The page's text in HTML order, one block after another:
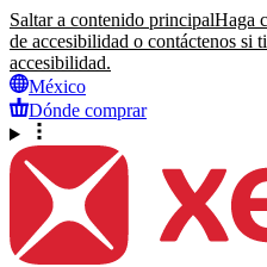
Saltar a contenido principalHaga
de accesibilidad o contáctenos si
accesibilidad.
México
Dónde comprar